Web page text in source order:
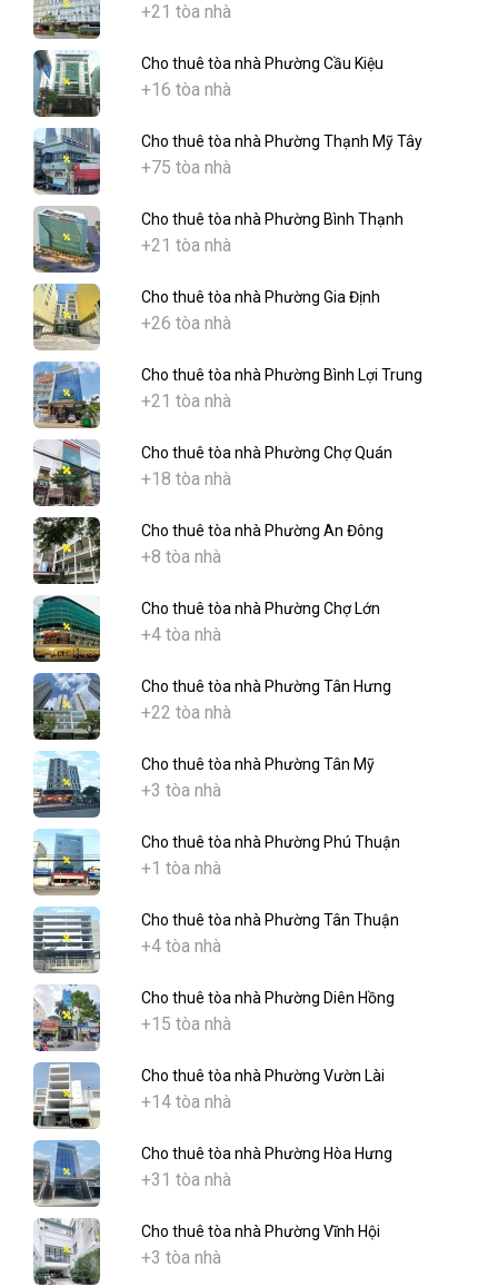
+21 tòa nhà
Cho thuê tòa nhà Phường Cầu Kiệu
+16 tòa nhà
Cho thuê tòa nhà Phường Thạnh Mỹ Tây
+75 tòa nhà
Cho thuê tòa nhà Phường Bình Thạnh
+21 tòa nhà
Cho thuê tòa nhà Phường Gia Định
+26 tòa nhà
Cho thuê tòa nhà Phường Bình Lợi Trung
+21 tòa nhà
Cho thuê tòa nhà Phường Chợ Quán
+18 tòa nhà
Cho thuê tòa nhà Phường An Đông
+8 tòa nhà
Cho thuê tòa nhà Phường Chợ Lớn
+4 tòa nhà
Cho thuê tòa nhà Phường Tân Hưng
+22 tòa nhà
Cho thuê tòa nhà Phường Tân Mỹ
+3 tòa nhà
Cho thuê tòa nhà Phường Phú Thuận
+1 tòa nhà
Cho thuê tòa nhà Phường Tân Thuận
+4 tòa nhà
Cho thuê tòa nhà Phường Diên Hồng
+15 tòa nhà
Cho thuê tòa nhà Phường Vườn Lài
+14 tòa nhà
Cho thuê tòa nhà Phường Hòa Hưng
+31 tòa nhà
Cho thuê tòa nhà Phường Vĩnh Hội
+3 tòa nhà